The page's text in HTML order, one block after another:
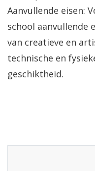
Aanvullende eisen:
school aanvullende
van creatieve en
technische en
geschiktheid.